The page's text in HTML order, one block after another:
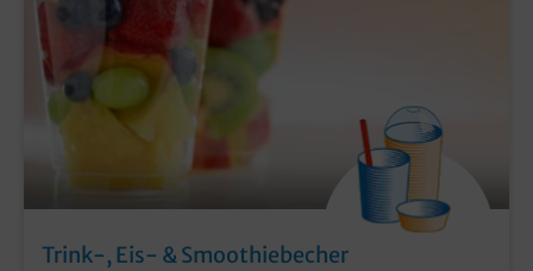
Trink-, Eis- & Smoothiebecher